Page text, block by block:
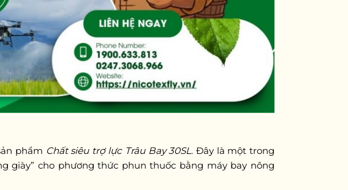
phẩm Chất siêu trợ lực Trâu Bay 30SL. Đây là một trong
giày” cho phương thức phun thuốc bằng máy bay nông